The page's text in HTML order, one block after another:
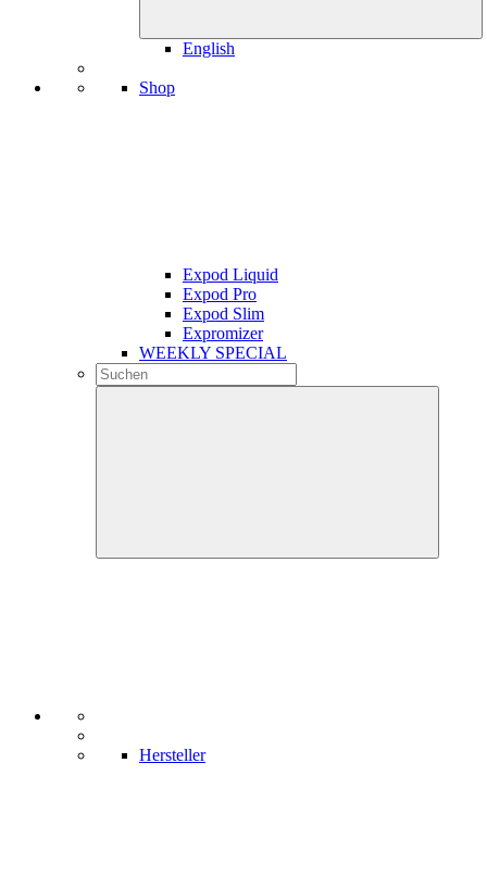
English
Shop
Expod Liquid
Expod Pro
Expod Slim
Expromizer
WEEKLY SPECIAL
Hersteller